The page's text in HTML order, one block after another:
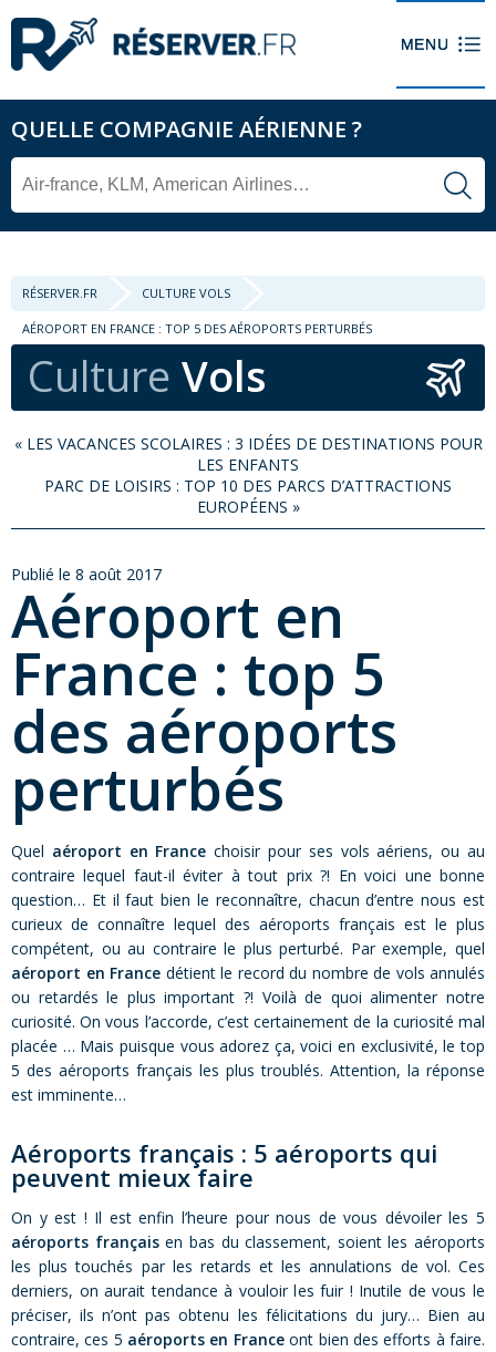
QUELLE COMPAGNIE AÉRIENNE ?
RÉSERVER.FR CULTURE VOLS
AÉROPORT EN FRANCE : TOP 5 DES AÉROPORTS PERTURBÉS
Culture Vols
« LES VACANCES SCOLAIRES : 3 IDÉES DE DESTINATIONS POUR
LES ENFANTS
PARC DE LOISIRS : TOP 10 DES PARCS D’ATTRACTIONS
EUROPÉENS »
Publié le 8 août 2017
Aéroport en
France : top 5
des aéroports
perturbés
Quel aéroport en France choisir pour ses vols aériens, ou au
contraire lequel faut-il éviter à tout prix ?! En voici une bonne
question… Et il faut bien le reconnaître, chacun d’entre nous est
curieux de connaître lequel des aéroports français est le plus
compétent, ou au contraire le plus perturbé. Par exemple, quel
aéroport en France détient le record du nombre de vols annulés
ou retardés le plus important ?! Voilà de quoi alimenter notre
curiosité. On vous l’accorde, c’est certainement de la curiosité mal
placée … Mais puisque vous adorez ça, voici en exclusivité, le top
5 des aéroports français les plus troublés. Attention, la réponse
est imminente…
Aéroports français : 5 aéroports qui
peuvent mieux faire
On y est ! Il est enfin l’heure pour nous de vous dévoiler les 5
aéroports françaisen bas du classement, soient les aéroports
les plus touchés par les retards et les annulations de vol. Ces
derniers, on aurait tendance à vouloir les fuir ! Inutile de vous le
préciser, ils n’ont pas obtenu les félicitations du jury… Bien au
contraire, ces 5 aéroports en Franceont bien des efforts à faire.